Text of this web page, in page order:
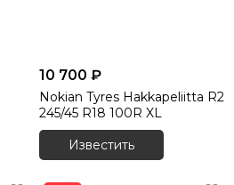
10 700 ₽
Nokian Tyres Hakkapeliitta R2
245/45 R18 100R XL
Известить